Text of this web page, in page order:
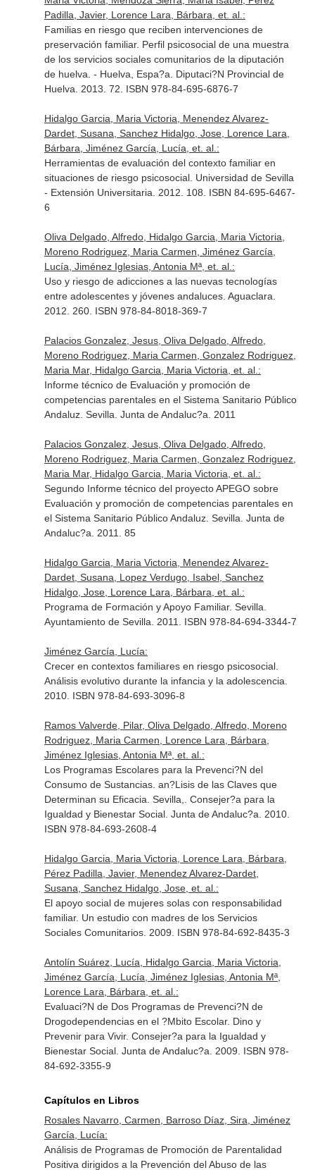
Padilla, Javier, Lorence Lara, Bárbara, et. al.:
Familias en riesgo que reciben intervenciones de
preservación familiar. Perfil psicosocial de una muestra
de los servicios sociales comunitarios de la diputación
de huelva. - Huelva, Espa?a. Diputaci?N Provincial de
Huelva. 2013. 72. ISBN 978-84-695-6876-7
Hidalgo Garcia, Maria Victoria, Menendez Alvarez-
Dardet, Susana, Sanchez Hidalgo, Jose, Lorence Lara,
Bárbara, Jiménez García, Lucía, et. al.:
Herramientas de evaluación del contexto familiar en
situaciones de riesgo psicosocial. Universidad de Sevilla
- Extensión Universitaria. 2012. 108. ISBN 84-695-6467-
6
Oliva Delgado, Alfredo, Hidalgo Garcia, Maria Victoria,
Moreno Rodriguez, Maria Carmen, Jiménez García,
Lucía, Jiménez Iglesias, Antonia Mª, et. al.:
Uso y riesgo de adicciones a las nuevas tecnologías
entre adolescentes y jóvenes andaluces. Aguaclara.
2012. 260. ISBN 978-84-8018-369-7
Palacios Gonzalez, Jesus, Oliva Delgado, Alfredo,
Moreno Rodriguez, Maria Carmen, Gonzalez Rodriguez,
Maria Mar, Hidalgo Garcia, Maria Victoria, et. al.:
Informe técnico de Evaluación y promoción de
competencias parentales en el Sistema Sanitario Público
Andaluz. Sevilla. Junta de Andaluc?a. 2011
Palacios Gonzalez, Jesus, Oliva Delgado, Alfredo,
Moreno Rodriguez, Maria Carmen, Gonzalez Rodriguez,
Maria Mar, Hidalgo Garcia, Maria Victoria, et. al.:
Segundo Informe técnico del proyecto APEGO sobre
Evaluación y promoción de competencias parentales en
el Sistema Sanitario Público Andaluz. Sevilla. Junta de
Andaluc?a. 2011. 85
Hidalgo Garcia, Maria Victoria, Menendez Alvarez-
Dardet, Susana, Lopez Verdugo, Isabel, Sanchez
Hidalgo, Jose, Lorence Lara, Bárbara, et. al.:
Programa de Formación y Apoyo Familiar. Sevilla.
Ayuntamiento de Sevilla. 2011. ISBN 978-84-694-3344-7
Jiménez García, Lucía:
Crecer en contextos familiares en riesgo psicosocial.
Análisis evolutivo durante la infancia y la adolescencia.
2010. ISBN 978-84-693-3096-8
Ramos Valverde, Pilar, Oliva Delgado, Alfredo, Moreno
Rodriguez, Maria Carmen, Lorence Lara, Bárbara,
Jiménez Iglesias, Antonia Mª, et. al.:
Los Programas Escolares para la Prevenci?N del
Consumo de Sustancias. an?Lisis de las Claves que
Determinan su Eficacia. Sevilla,. Consejer?a para la
Igualdad y Bienestar Social. Junta de Andaluc?a. 2010.
ISBN 978-84-693-2608-4
Hidalgo Garcia, Maria Victoria, Lorence Lara, Bárbara,
Pérez Padilla, Javier, Menendez Alvarez-Dardet,
Susana, Sanchez Hidalgo, Jose, et. al.:
El apoyo social de mujeres solas con responsabilidad
familiar. Un estudio con madres de los Servicios
Sociales Comunitarios. 2009. ISBN 978-84-692-8435-3
Antolín Suárez, Lucía, Hidalgo Garcia, Maria Victoria,
Jiménez García, Lucía, Jiménez Iglesias, Antonia Mª,
Lorence Lara, Bárbara, et. al.:
Evaluaci?N de Dos Programas de Prevenci?N de
Drogodependencias en el ?Mbito Escolar. Dino y
Prevenir para Vivir. Consejer?a para la Igualdad y
Bienestar Social. Junta de Andaluc?a. 2009. ISBN 978-
84-692-3355-9
Capítulos en Libros
Rosales Navarro, Carmen, Barroso Díaz, Sira, Jiménez
García, Lucía:
Análisis de Programas de Promoción de Parentalidad
Positiva dirigidos a la Prevención del Abuso de las